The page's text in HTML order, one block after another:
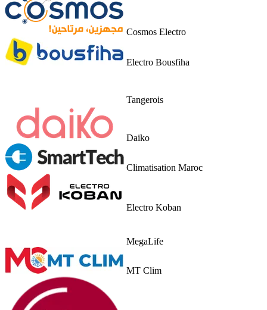
Cosmos Electro
Electro Bousfiha
Tangerois
Daiko
Climatisation Maroc
Electro Koban
MegaLife
MT Clim